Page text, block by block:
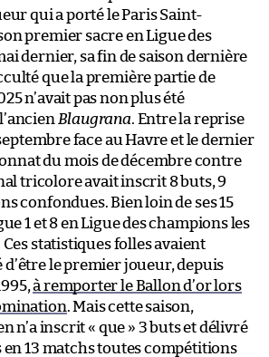
qui a porté le Paris Saint-
premier sacre en Ligue des
dernier, sa fin de saison dernière
que la première partie de
n’avait pas non plus été
Blaugrana. Entre la reprise
face au Havre et le dernier
du mois de décembre contre
tricolore avait inscrit 8 buts, 9
confondues. Bien loin de ses 15
1 et 8 en Ligue des champions les
statistiques folles avaient
d’être le premier joueur, depuis
à remporter le Ballon d’or lors
. Mais cette saison,
n’a inscrit « que » 3 buts et délivré
en 13 matchs toutes compétitions